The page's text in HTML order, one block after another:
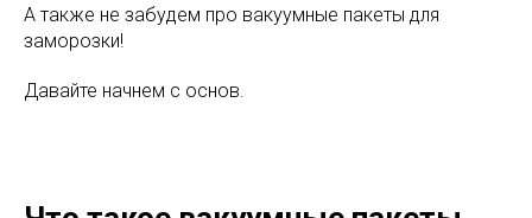
А также не забудем про вакуумные пакеты для
заморозки!
Давайте начнем с основ.